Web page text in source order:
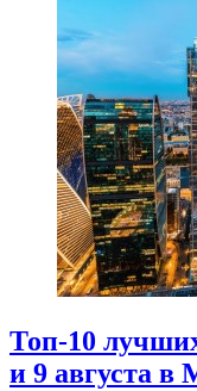
Топ-10
и 9 августа в